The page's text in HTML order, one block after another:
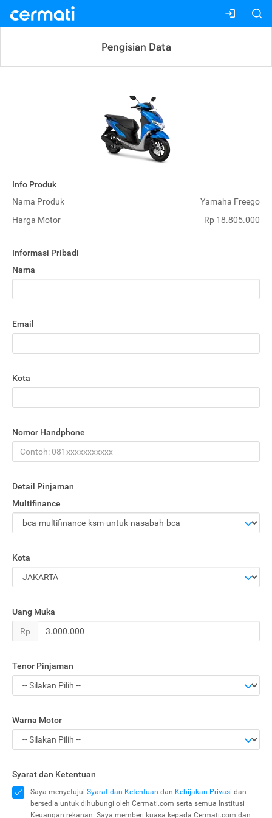
Pengisian Data
Info Produk
Nama Produk
Yamaha Freego
Harga Motor
Rp 18.805.000
Informasi Pribadi
Nama
Email
Kota
Nomor Handphone
Detail Pinjaman
Multifinance
Kota
Uang Muka
Rp
Tenor Pinjaman
Warna Motor
Syarat dan Ketentuan
Saya menyetujui Syarat dan Ketentuan dan Kebijakan Privasi dan
bersedia untuk dihubungi oleh Cermati.com serta semua Institusi
Keuangan rekanan. Saya memberi kuasa kepada Cermati.com dan